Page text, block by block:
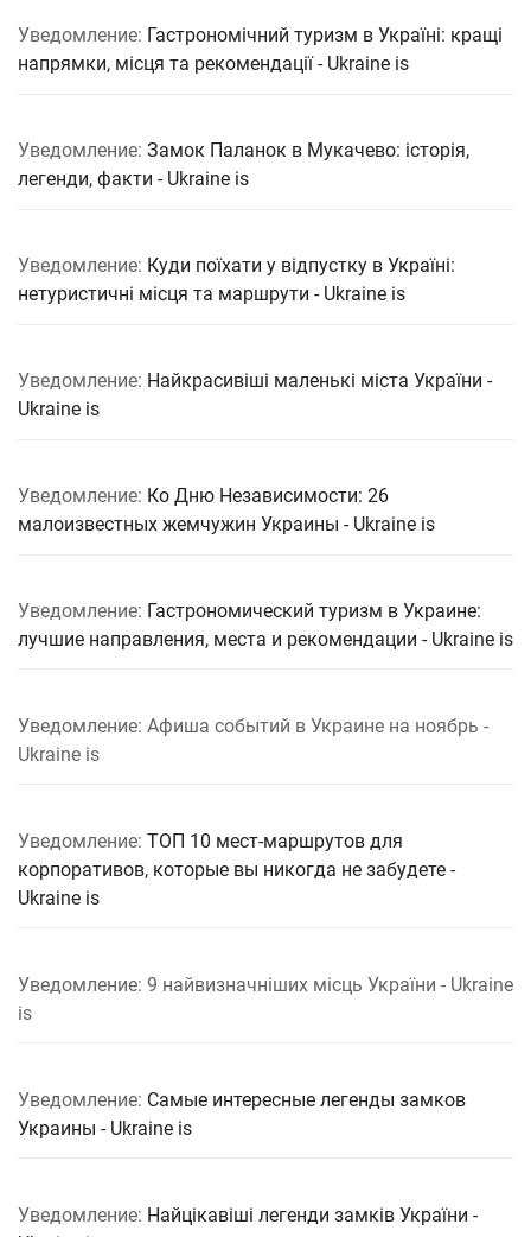
Уведомление: Гастрономічний туризм в Україні: кращі
напрямки, місця та рекомендації - Ukraine is
Уведомление: Замок Паланок в Мукачево: історія,
легенди, факти - Ukraine is
Уведомление: Куди поїхати у відпустку в Україні:
нетуристичні місця та маршрути - Ukraine is
Уведомление: Найкрасивіші маленькі міста України -
Ukraine is
Уведомление: Ко Дню Независимости: 26
малоизвестных жемчужин Украины - Ukraine is
Уведомление: Гастрономический туризм в Украине:
лучшие направления, места и рекомендации - Ukraine is
Уведомление: Афиша событий в Украине на ноябрь -
Ukraine is
Уведомление: ТОП 10 мест-маршрутов для
корпоративов, которые вы никогда не забудете -
Ukraine is
Уведомление: 9 найвизначніших місць України - Ukraine
is
Уведомление: Самые интересные легенды замков
Украины - Ukraine is
Уведомление: Найцікавіші легенди замків України -